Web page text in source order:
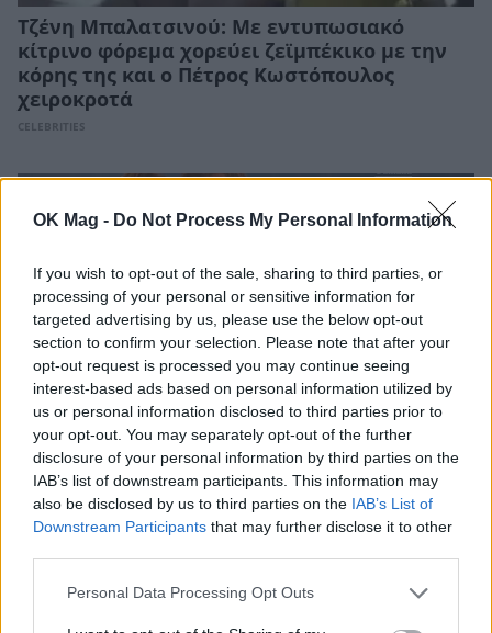
OK Mag - Do Not Process My Personal Information
If you wish to opt-out of the sale, sharing to third parties, or
processing of your personal or sensitive information for
targeted advertising by us, please use the below opt-out
section to confirm your selection. Please note that after your
opt-out request is processed you may continue seeing
interest-based ads based on personal information utilized by
us or personal information disclosed to third parties prior to
your opt-out. You may separately opt-out of the further
disclosure of your personal information by third parties on the
IAB’s list of downstream participants. This information may
also be disclosed by us to third parties on the IAB’s List of
Downstream Participants that may further disclose it to other
Personal Data Processing Opt Outs
Τζένη Μπαλατσινού: Με εντυπωσιακό
κίτρινο φόρεμα χορεύει ζεϊμπέκικο με την
κόρης της και ο Πέτρος Κωστόπουλος
χειροκροτά
CELEBRITIES
Αμαλία Κωστοπούλου – Τζέικ Μέντγουελ:
Στην Πύλο οι τριήμεροι εορτασμοί – Το
μενού του μεγάλου πάρτι και το διαμαντένιο
περιδέραιο της νύφης